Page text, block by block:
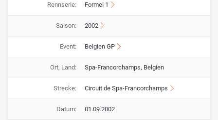
Rennserie: Formel 1
Saison: 2002
Event: Belgien GP
Ort, Land: Spa-Francorchamps, Belgien
Strecke: Circuit de Spa-Francorchamps
Datum: 01.09.2002